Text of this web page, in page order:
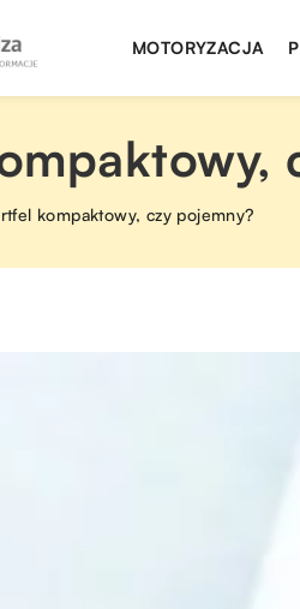
MOTORYZACJA
kompaktowy, czy pojemny?